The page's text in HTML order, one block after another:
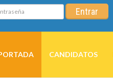
Entrar
CANDIDATOS